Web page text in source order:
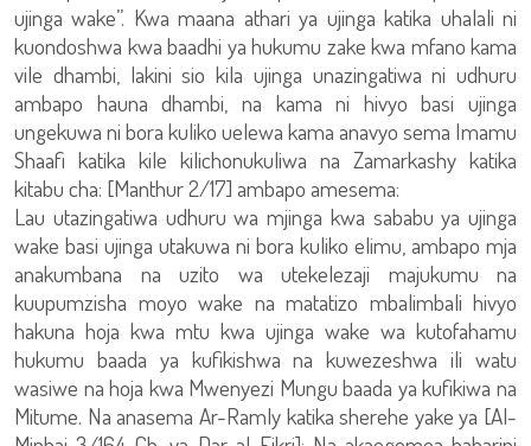
ujinga wake”. Kwa maana athari ya ujinga katika uhalali ni
kuondoshwa kwa baadhi ya hukumu zake kwa mfano kama
vile dhambi, lakini sio kila ujinga unazingatiwa ni udhuru
ambapo hauna dhambi, na kama ni hivyo basi ujinga
ungekuwa ni bora kuliko uelewa kama anavyo sema Imamu
Shaafi katika kile kilichonukuliwa na Zamarkashy katika
kitabu cha: [Manthur 2/17] ambapo amesema:
Lau utazingatiwa udhuru wa mjinga kwa sababu ya ujinga
wake basi ujinga utakuwa ni bora kuliko elimu, ambapo mja
anakumbana na uzito wa utekelezaji majukumu na
kuupumzisha moyo wake na matatizo mbalimbali hivyo
hakuna hoja kwa mtu kwa ujinga wake wa kutofahamu
hukumu baada ya kufikishwa na kuwezeshwa ili watu
wasiwe na hoja kwa Mwenyezi Mungu baada ya kufikiwa na
Mitume. Na anasema Ar-Ramly katika sherehe yake ya [Al-